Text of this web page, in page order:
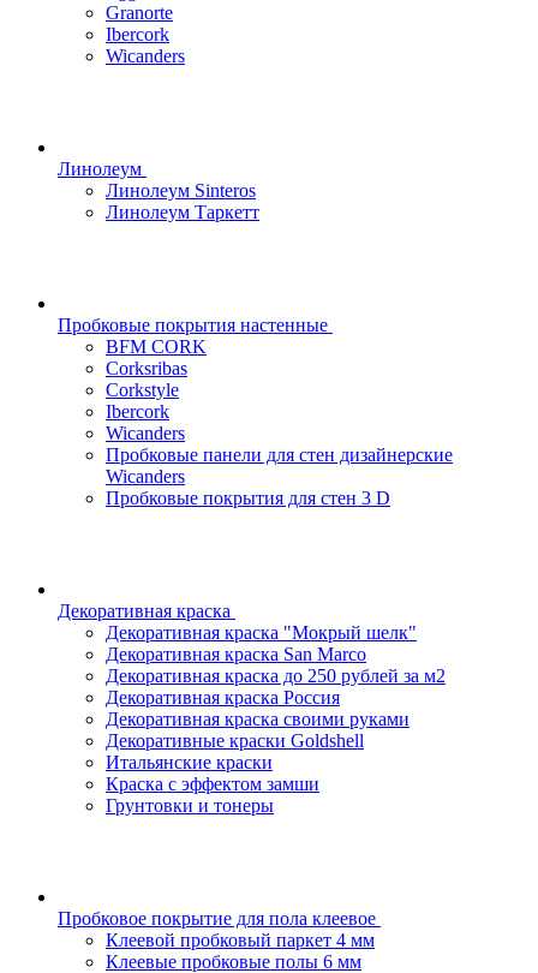
Granorte
Ibercork
Wicanders
Линолеум
Линолеум Sinteros
Линолеум Таркетт
Пробковые покрытия настенные
BFM CORK
Corksribas
Corkstyle
Ibercork
Wicanders
Пробковые панели для стен дизайнерские
Wicanders
Пробковые покрытия для стен 3 D
Декоративная краска
Декоративная краска "Мокрый шелк"
Декоративная краска San Marco
Декоративная краска до 250 рублей за м2
Декоративная краска Россия
Декоративная краска своими руками
Декоративные краски Goldshell
Итальянские краски
Краска с эффектом замши
Грунтовки и тонеры
Пробковое покрытие для пола клеевое
Клеевой пробковый паркет 4 мм
Клеевые пробковые полы 6 мм